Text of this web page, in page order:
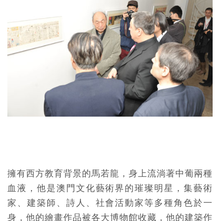
擁有西方教育背景的馬若龍，身上流淌著中葡兩種
血液，他是澳門文化藝術界的璀璨明星，集藝術
家、建築師、詩人、社會活動家等多種角色於一
身，他的繪畫作品被各大博物館收藏，他的建築作